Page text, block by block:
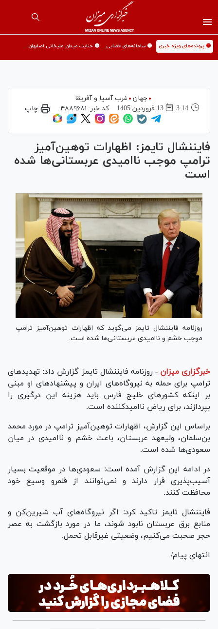
🟡 پرونده‌های ویژه خبری 🟡 سامانه‌های قضایی 🟡 جنایت میدان علیخانی اصفهان
جهان
غرب آسیا و آفریقا
3:14
13 فروردين 1405 کد خبر: ۴۸۸۹۶۸۱ چاپ
فایننشال تایمز: اظهارات توهین‌آمیز
ترامپ موجب ناامیدی عربستانی‌ها شده
است
روزنامه فایننشال تایمز می‌گوید که اظهارات توهین‌آمیز ترامپ
موجب خشم و ناامیدی عربستانی‌ها شده است.
خبرگزاری میزان - روزنامه فایننشال تایمز گزارش داد: تهدیدهای
ترامپ برای حمله به نیروگاه‌های ایران و پیشنهادهای او مبنی
بر اینکه کشورهای خلیج فارس باید هزینه این درگیری را
بپردازند، برای ریاض ناامیدکننده است.
براساس این گزارش، اظهارات توهین‌آمیز ترامپ در مورد محمد
بن‌سلمان، ولیعهد عربستان، باعث خشم و ناامیدی در میان
سعودی‌ها شده است.
در ادامه این گزارش آمده است: سعودی‌ها در موقعیت بسیار
آسیب‌پذیری قرار دارند و نمی‌توانند از قلمرو وسیع خود
محافظت کنند.
فایننشال تایمز تاکید کرد: اگر نیروگاه‌های آب شیرین‌کن و
منابع برق عربستان نابود شوند، ما در مورد بازگشت به عصر
حجر صحبت می‌کنیم، وضعیتی غیرقابل تحمل.
انتهای پیام/